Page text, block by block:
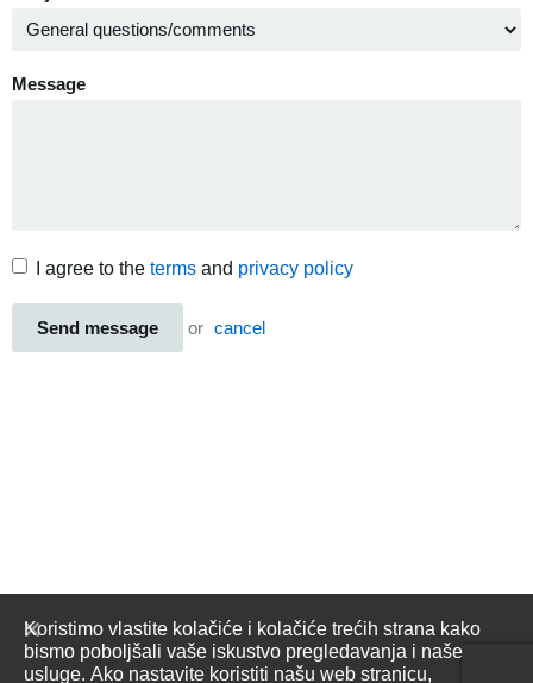
Message
I agree to the terms and privacy policy
Send message or cancel
Koristimo vlastite kolačiće i kolačiće trećih strana kako
bismo poboljšali vaše iskustvo pregledavanja i naše
usluge. Ako nastavite koristiti našu web stranicu,